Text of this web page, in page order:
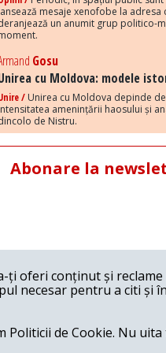
mesaje xenofobe la adresa
un anumit grup politico-
Gosu
cu Moldova: modele
/ Unirea cu Moldova depinde de
amenințării haosului și
de Nistru.
Abonare la
oferi conținut și
necesar pentru a citi și
de Cookie. Nu